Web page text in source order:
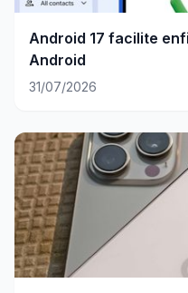
Android 17 facilite
Android
31/07/2026